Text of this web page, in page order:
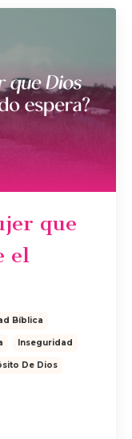
que
el
Bíblica
Inseguridad
De Dios